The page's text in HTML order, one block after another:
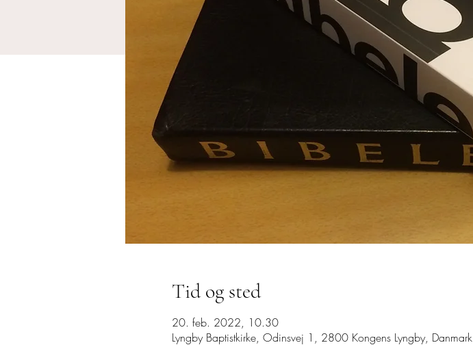
Tid og sted
20. feb. 2022, 10.30
Lyngby Baptistkirke, Odinsvej 1, 2800 Kongens Lyngby, Danmark